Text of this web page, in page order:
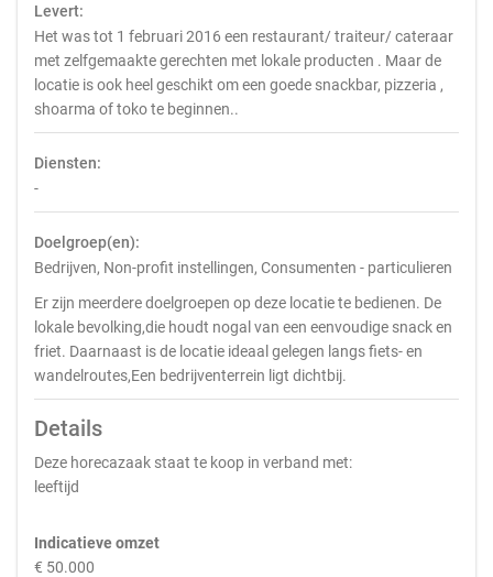
Levert:
Het was tot 1 februari 2016 een restaurant/ traiteur/ cateraar
met zelfgemaakte gerechten met lokale producten . Maar de
locatie is ook heel geschikt om een goede snackbar, pizzeria ,
shoarma of toko te beginnen..
Diensten:
-
Doelgroep(en):
Bedrijven, Non-profit instellingen, Consumenten - particulieren
Er zijn meerdere doelgroepen op deze locatie te bedienen. De
lokale bevolking,die houdt nogal van een eenvoudige snack en
friet. Daarnaast is de locatie ideaal gelegen langs fiets- en
wandelroutes,Een bedrijventerrein ligt dichtbij.
Details
Deze horecazaak staat te koop in verband met:
leeftijd
Indicatieve omzet
€ 50.000